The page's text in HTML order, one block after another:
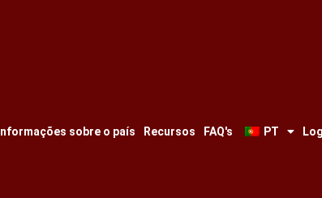
Informações sobre o país Recursos FAQ's PT